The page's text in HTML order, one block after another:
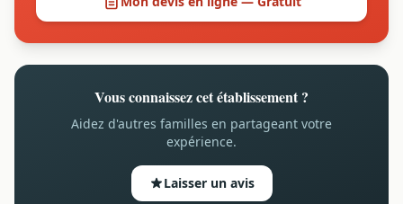
Vous connaissez cet établissement ?
Aidez d'autres familles en partageant votre
expérience.
Laisser un avis